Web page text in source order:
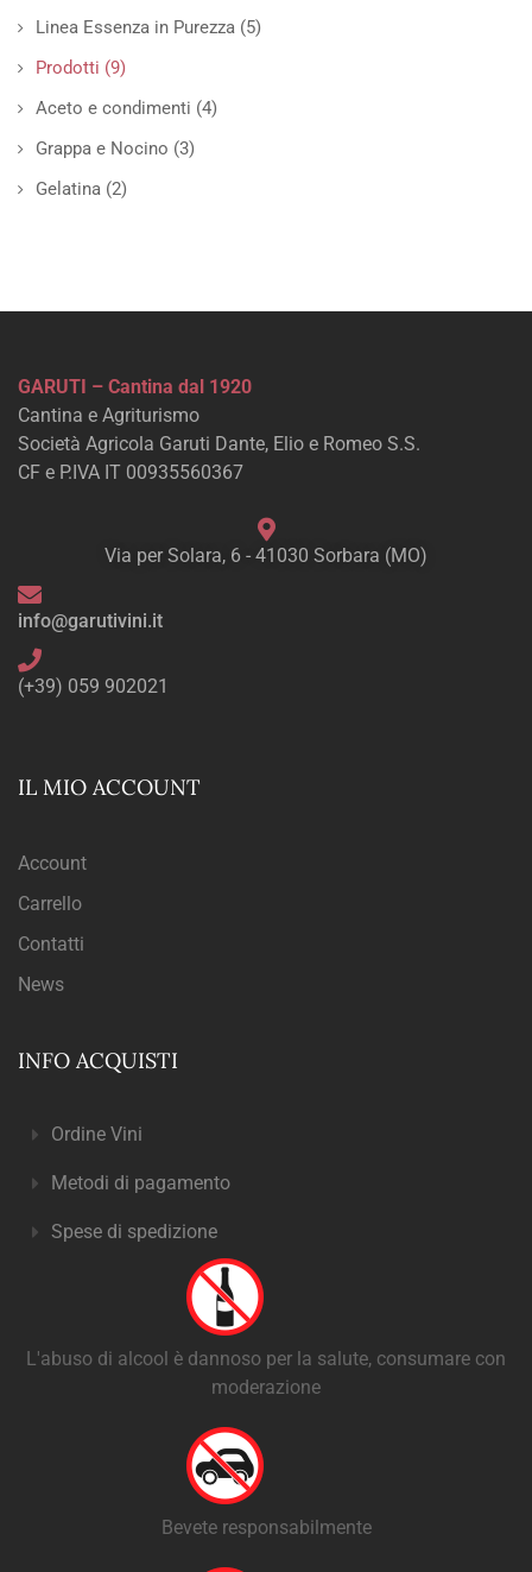
Linea Essenza in Purezza (5)
Prodotti (9)
Aceto e condimenti (4)
Grappa e Nocino (3)
Gelatina (2)
GARUTI – Cantina dal 1920
Cantina e Agriturismo
Società Agricola Garuti Dante, Elio e Romeo S.S.
CF e P.IVA IT 00935560367
Via per Solara, 6 - 41030 Sorbara (MO)
info@garutivini.it
(+39) 059 902021
IL MIO ACCOUNT
Account
Carrello
Contatti
News
INFO ACQUISTI
Ordine Vini
Metodi di pagamento
Spese di spedizione
L'abuso di alcool è dannoso per la salute, consumare con
moderazione
Bevete responsabilmente